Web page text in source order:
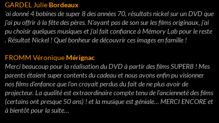
GARDEL Julie Bordeaux
'ai donné 4 bobines de super 8 des années 70, résultats nickel sur un DVD que
j'ai pu offrir à la fête des pères. N'ayant pas de son sur les films originaux, j'ai
pu choisir quelques musiques et j'ai fait confiance à Mémory Lab pour le reste
. Résultat Nickel ! Quel bonheur de découvrir ces images en famille !
FROMM Véronique Mérignac
Merci beaucoup pour la réalisation du DVD à partir des films SUPER8 ! Mes
parents étaient super contents du cadeau et nous avons enfin pu visionner
nos films d'enfance que l'on croyait perdus du fait de ne plus avoir de
projecteur. La qualité est extraordinaire compte tenu de l'ancienneté des films
(certains ont presque 50 ans) ! et la musique est géniale… MERCI ENCORE et
à bientôt pour la suite…